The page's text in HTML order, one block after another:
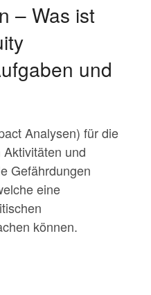
– Was ist
und
Analysen) für die
und
Gefährdungen
eine
können.